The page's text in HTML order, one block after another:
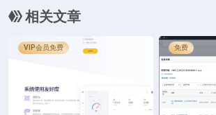
相关文章
VIP会员免费 免费